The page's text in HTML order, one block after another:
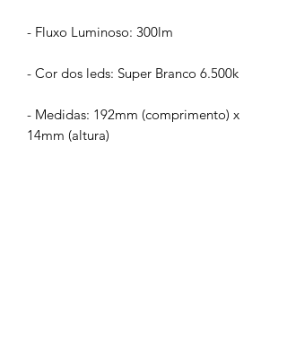
- Fluxo Luminoso: 300lm
- Cor dos leds: Super Branco 6.500k
- Medidas: 192mm (comprimento) x
14mm (altura)